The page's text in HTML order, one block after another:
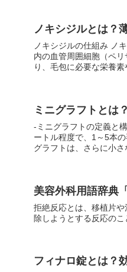
ノキシジルとは？
ノキシジルの仕組み ノキシジルは、血管を拡張し、血流を改善することで毛髪成長を促進します。具体的には、毛包
内の血管周囲細胞（ペ
り、毛包に必要な栄養
ミニグラフトとは
-ミニグラフトの定義と構造- ミニグラフトは、頭部の後頭部から採取した小さな皮膚片です。通常、
ートル程度で、1～5本の
グラフトは、さらに小
美容外科用語辞典
拒絶反応とは、移植片
除しようとする反応のこ
フィナロ錠とは？